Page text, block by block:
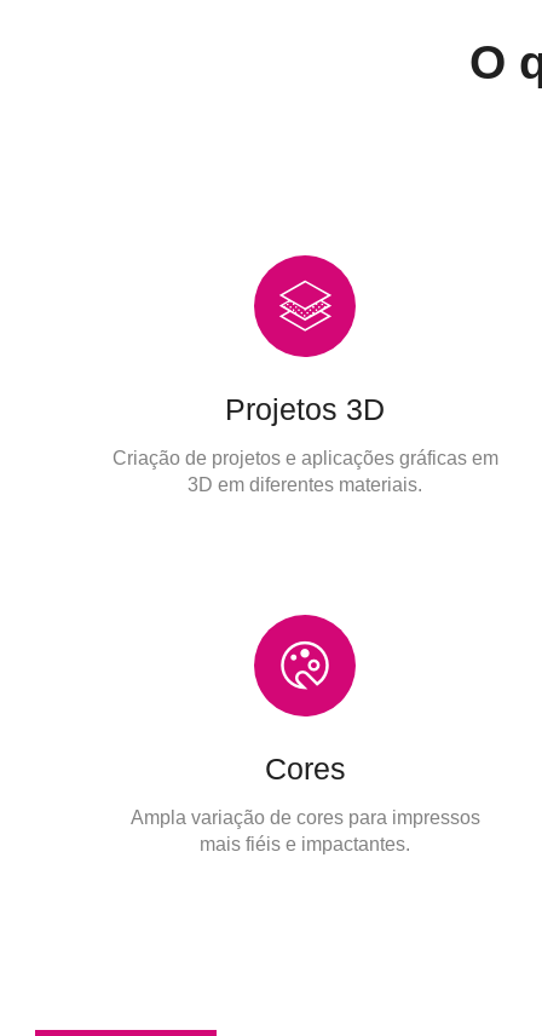
O
Projetos 3D
Criação de projetos e aplicações gráficas em
3D em diferentes materiais.
Cores
Ampla variação de cores para impressos
mais fiéis e impactantes.